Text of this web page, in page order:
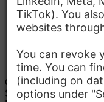
Contact
Schücostraße 601900